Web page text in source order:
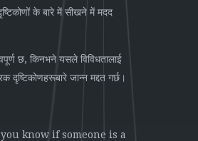
के बारे में सीखने में मदद
छ, किनभने यसले विविधतालाई
दृष्टिकोणहरूबारे जान्न मद्दत गर्छ।
know if someone is a